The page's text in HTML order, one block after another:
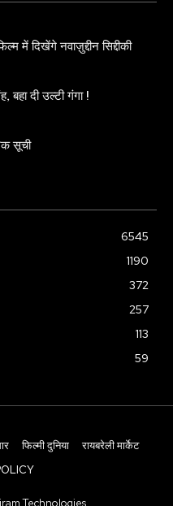
में दिखेंगे नवाज़ुद्दीन सिद्दीकी
दी उल्टी गंगा !
सूची
6545
1190
372
257
113
59
फिल्मी दुनिया
रायबरेली मार्केट
Technologies